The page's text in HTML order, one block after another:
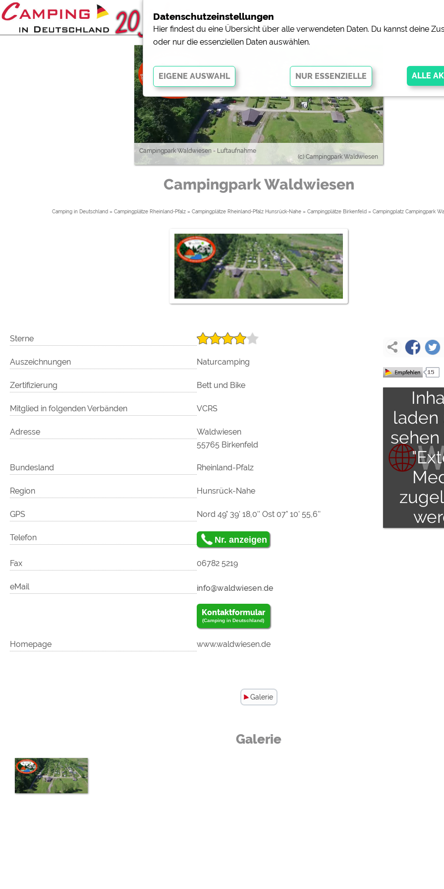
Campingpark Waldwiesen - Luftaufnahme
(c) Campingpark Waldwiesen
Campingpark Waldwiesen
Camping in Deutschland » Campingplätze Rheinland-Pfalz » Campingplätze Rheinland-Pfalz Hunsrück-Nahe » Campingplätze Birkenfeld » Campingplatz Campingpark
Sterne
Auszeichnungen Naturcamping
Zertifizierung Bett und Bike
Mitglied in folgenden Verbänden VCRS
Adresse
Waldwiesen
55765 Birkenfeld
Bundesland Rheinland-Pfalz
Region Hunsrück-Nahe
GPS Nord 49° 39' 18,0'' Ost 07° 10' 55,6''
Telefon Nr. anzeigen
Fax 06782 5219
eMail
Kontaktformular
(Camping in Deutschland)
Homepage www.waldwiesen.de
laden
Galerie
Galerie
Datenschutzeinstellungen
Hier findest du eine Übersicht über alle verwendeten Daten. Du kannst deine
oder nur die essenziellen Daten auswählen.
Essenziell
Essenzielle Cookies ermöglichen grundlegende Funktionen und sind für die einwandfreie Funktion
der Website dringend erforderlich. Ohne diese Cookies werden Teile der Website nicht
funktionieren
YouTube (Videos von Campingplätzen)
https://policies.google.com/privacy
Campingplatzvorschau (Vorschau der Internetseiten von
https://policies.google.com/privacy
Statistiken
Google Analytics https://policies.google.com/privacy
Marketing
Google Remarketing
https://policies.google.com/privacy
Die Cookieeinstellungen können jeder Zeit im Footer über "COOKIES" geändert